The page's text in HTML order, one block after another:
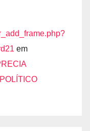
em